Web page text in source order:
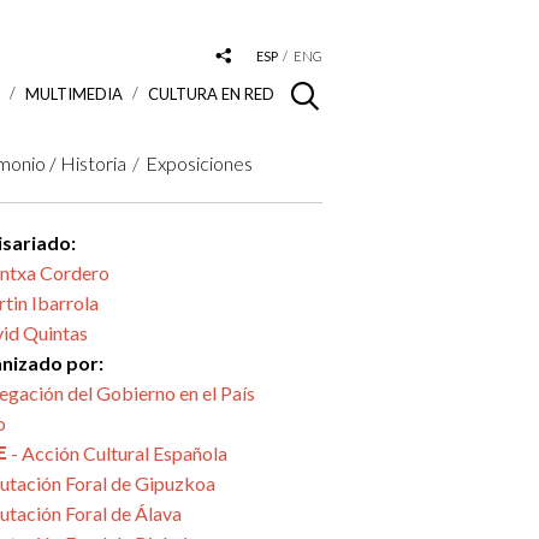
ESP ENG
MULTIMEDIA CULTURA EN RED
/ Historia Exposiciones
Cordero
Ibarrola
Quintas
por:
del Gobierno en el País
- Acción Cultural Española
Foral de Gipuzkoa
Foral de Álava